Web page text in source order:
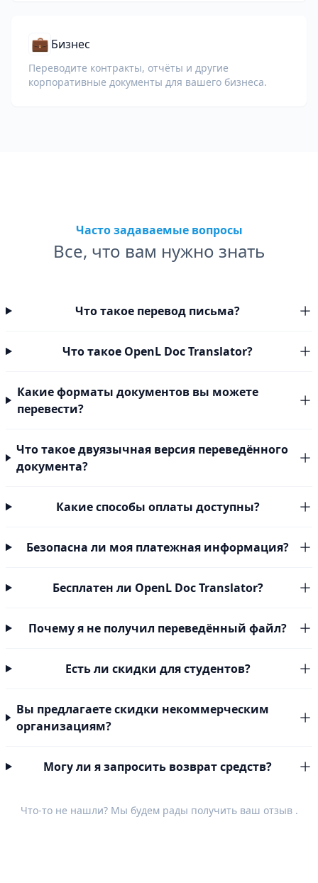
💼 Бизнес
Переводите контракты, отчёты и другие
корпоративные документы для вашего бизнеса.
Часто задаваемые вопросы
Все, что вам нужно знать
Что такое перевод письма?
Что такое OpenL Doc Translator?
Какие форматы документов вы можете
перевести?
Что такое двуязычная версия переведённого
документа?
Какие способы оплаты доступны?
Безопасна ли моя платежная информация?
Бесплатен ли OpenL Doc Translator?
Почему я не получил переведённый файл?
Есть ли скидки для студентов?
Вы предлагаете скидки некоммерческим
организациям?
Могу ли я запросить возврат средств?
Что-то не нашли? Мы будем рады получить ваш отзыв.